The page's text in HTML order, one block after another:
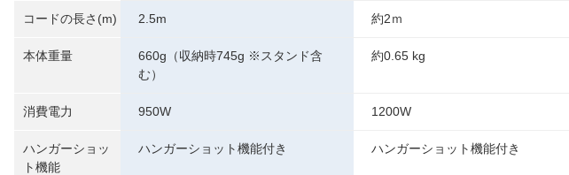
コードの長さ(m)
本体重量
消費電力
ハンガーショッ
ト機能
2.5m
660g（収納時745g ※スタンド含
む）
950W
ハンガーショット機能付き
約2ｍ
約0.65 kg
1200W
ハンガーショット機能付き